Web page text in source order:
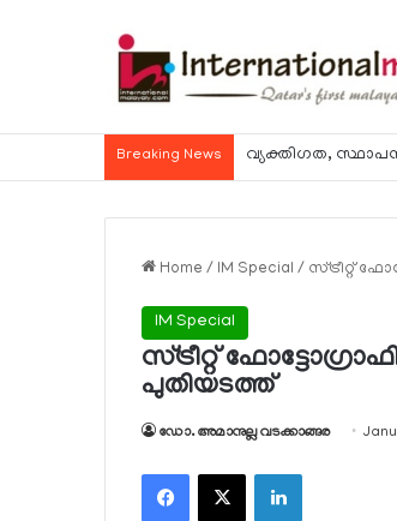
Breaking News വ്യക്തിഗത,
Home / IM Special / സ്ട്രീറ്റ്
IM Special
സ്ട്രീറ്റ്
പുതിയടത്ത്
ഡോ. അമാനുല്ല വടക്കാങ്ങര
Facebook
X LinkedIn